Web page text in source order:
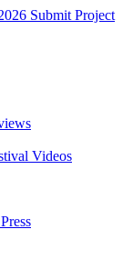
Submit Project
Videos
Press